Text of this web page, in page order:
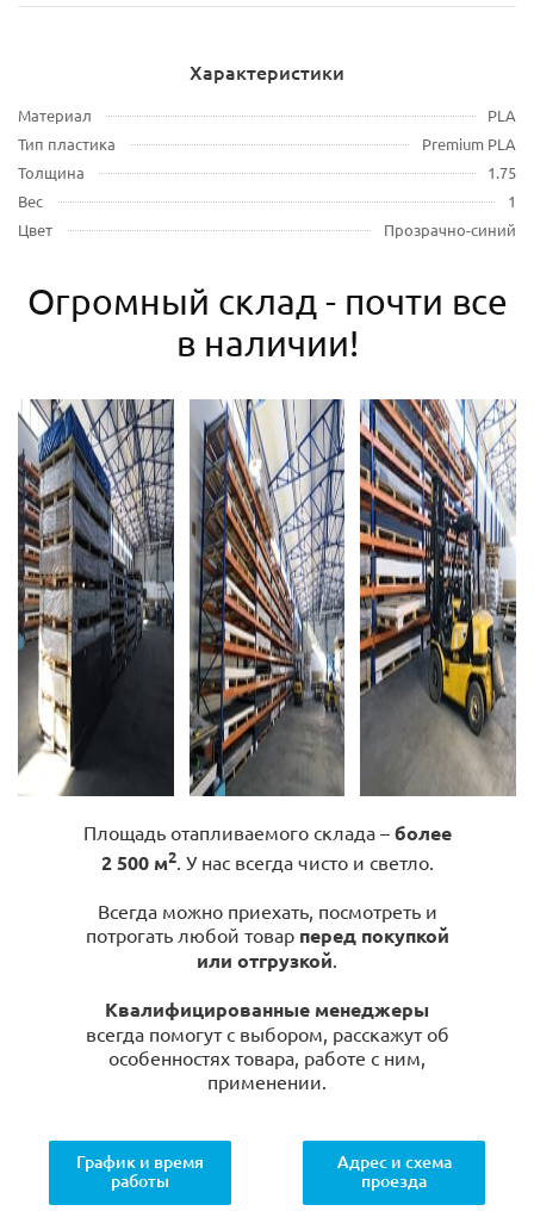
Характеристики
Материал
PLA
Тип пластика
Premium PLA
Толщина
1.75
Вес
1
Цвет
Прозрачно-синий
Огромный склад - почти все
в наличии!
Площадь отапливаемого склада – более
2 500 м2. У нас всегда чисто и светло.
Всегда можно приехать, посмотреть и
потрогать любой товар перед покупкой
или отгрузкой.
Квалифицированные менеджеры
всегда помогут с выбором, расскажут об
особенностях товара, работе с ним,
применении.
График и время
работы
Адрес и схема
проезда